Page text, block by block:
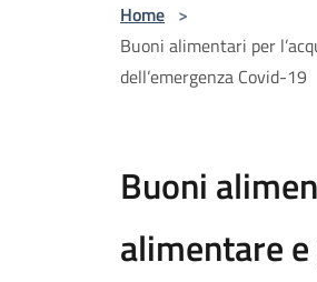
Home >
Buoni alimentari per
dell’emergenza Covid-19
Buoni
alimentare